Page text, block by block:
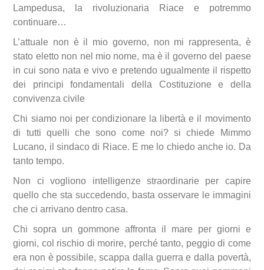
Lampedusa, la rivoluzionaria Riace e potremmo
continuare…
L’attuale non è il mio governo, non mi rappresenta, è
stato eletto non nel mio nome, ma è il governo del paese
in cui sono nata e vivo e pretendo ugualmente il rispetto
dei principi fondamentali della Costituzione e della
convivenza civile
Chi siamo noi per condizionare la libertà e il movimento
di tutti quelli che sono come noi? si chiede Mimmo
Lucano, il sindaco di Riace. E me lo chiedo anche io. Da
tanto tempo.
Non ci vogliono intelligenze straordinarie per capire
quello che sta succedendo, basta osservare le immagini
che ci arrivano dentro casa.
Chi sopra un gommone affronta il mare per giorni e
giorni, col rischio di morire, perché tanto, peggio di come
era non è possibile, scappa dalla guerra e dalla povertà,